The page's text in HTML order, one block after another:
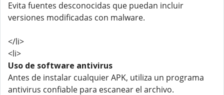
Evita fuentes desconocidas que puedan incluir
versiones modificadas con malware.
</li>
<li>
Uso de software antivirus
Antes de instalar cualquier APK, utiliza un programa
antivirus confiable para escanear el archivo.